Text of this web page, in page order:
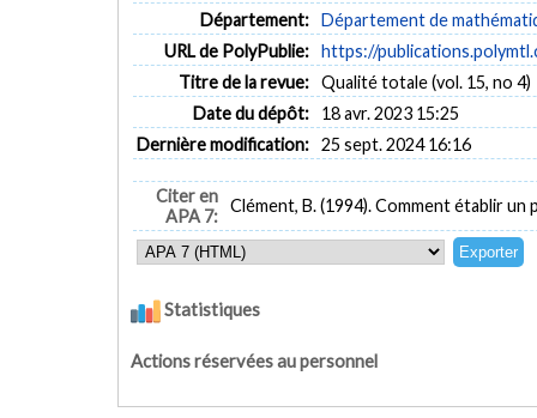
Département: Département de
URL de PolyPublie: https://
Titre de la revue: Qualité totale (vol. 15, no 4)
Date du dépôt:
18 avr. 2023 15:25
Dernière modification: 25 sept. 2024 16:16
Citer en
APA 7:
Clément, B. (1994). Comment établir un
Statistiques
Actions réservées au personnel